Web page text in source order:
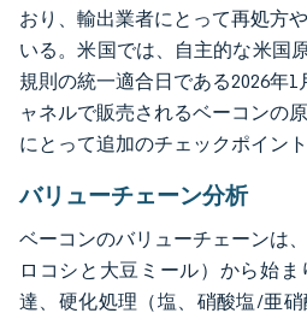
おり、輸出業者にとって再処方
いる。米国では、自主的な米国
規則の統一適合日である2026年
ャネルで販売されるベーコンの
にとって追加のチェックポイント
バリューチェーン分析
ベーコンのバリューチェーンは
ロコシと大豆ミール）から始
達、硬化処理（塩、硝酸塩/亜